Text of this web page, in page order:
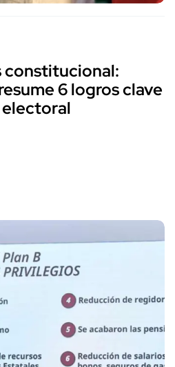
constitucional:
6 logros clave